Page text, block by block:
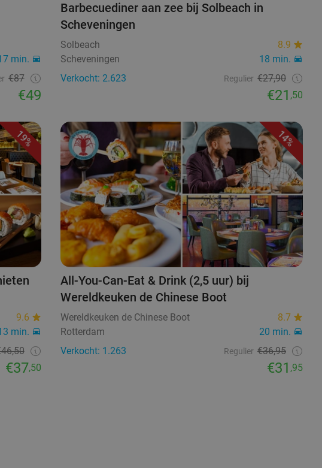
min.
€87
€49
Barbecuediner aan zee bij Solbeach in
Scheveningen
Solbeach
8.9
Scheveningen
18 min.
Verkocht: 2.623
Regulier €27,90
€21 ,50
19%
9.6
min.
€37,50
14%
All-You-Can-Eat & Drink (2,5 uur) bij
Wereldkeuken de Chinese Boot
Wereldkeuken de Chinese Boot
8.7
Rotterdam
20 min.
Verkocht: 1.263
Regulier €36,95
€31 ,95